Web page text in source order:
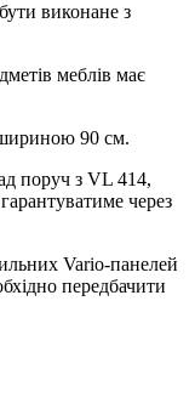
виконане з
меблів має
90 см.
поруч з VL 414,
через
Vario-панелей
передбачити